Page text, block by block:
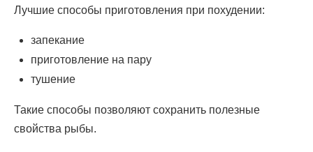
Лучшие способы приготовления при похудении:
запекание
приготовление на пару
тушение
Такие способы позволяют сохранить полезные
свойства рыбы.